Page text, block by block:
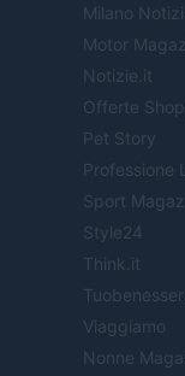
Milano
Motor
Notizie.it
Offerte
Pet Story
Professione
Sport
Style24
Think.it
Viaggiamo
Nonne